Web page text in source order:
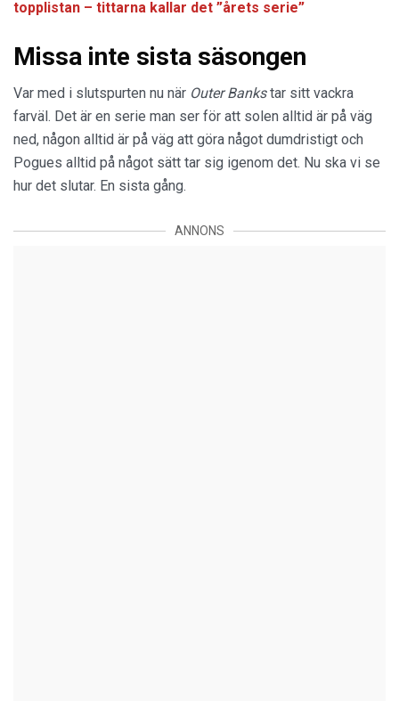
topplistan – tittarna kallar det ”årets serie”
Missa inte sista säsongen
Var med i slutspurten nu när Outer Bankstar sitt vackra
farväl. Det är en serie man ser för att solen alltid är på väg
ned, någon alltid är på väg att göra något dumdristigt och
Pogues alltid på något sätt tar sig igenom det. Nu ska vi se
hur det slutar. En sista gång.
ANNONS